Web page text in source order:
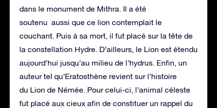
dans le monument de Mithra. Il a été
soutenu aussi que ce lion contemplait le
couchant. Puis à sa mort, il fut placé sur la tête de
la constellation Hydre. D’ailleurs, le Lion est étendu
aujourd’hui jusqu’au milieu de l’hydrus. Enfin, un
auteur tel qu’Eratosthène revient sur l’histoire
du Lion de Némée. Pour celui-ci, l’animal céleste
fut placé aux cieux afin de constituer un rappel du